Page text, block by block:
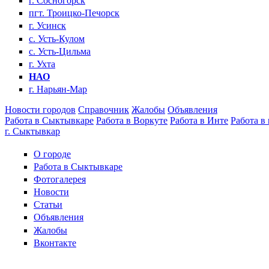
пгт. Троицко-Печорск
г. Усинск
с. Усть-Кулом
с. Усть-Цильма
г. Ухта
НАО
г. Нарьян-Мар
Новости городов Справочник Жалобы Объявления
Работа в Сыктывкаре Работа в Воркуте Работа в Инте Работа в
г. Сыктывкар
О городе
Работа в Сыктывкаре
Фотогалерея
Новости
Статьи
Объявления
Жалобы
Вконтакте